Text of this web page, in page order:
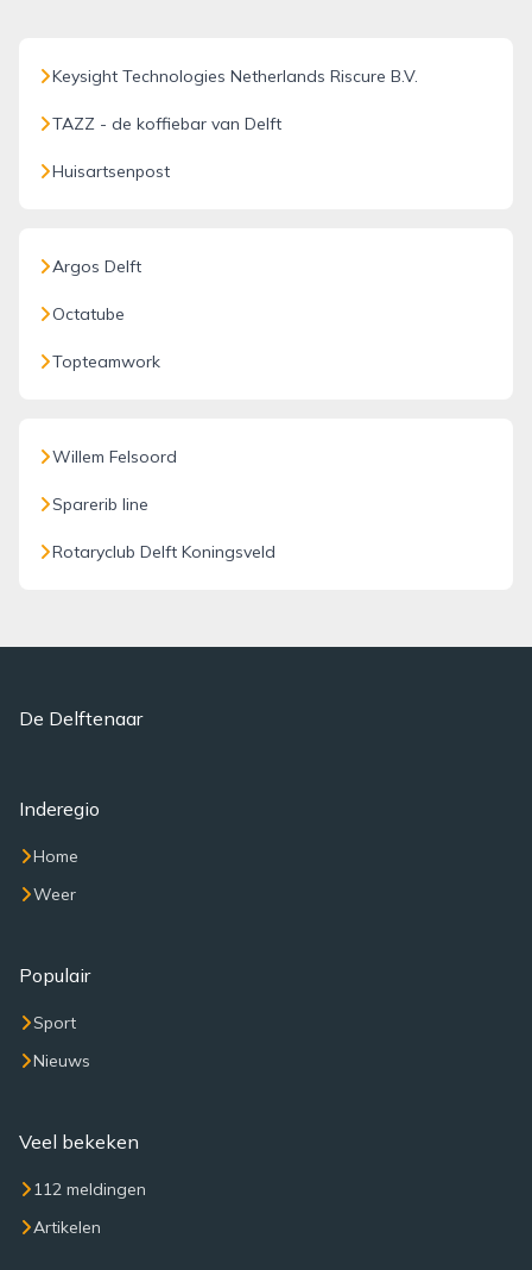
Keysight Technologies Netherlands Riscure B.V.
TAZZ - de koffiebar van Delft
Huisartsenpost
Argos Delft
Octatube
Topteamwork
Willem Felsoord
Sparerib line
Rotaryclub Delft Koningsveld
De Delftenaar
Inderegio
Home
Weer
Populair
Sport
Nieuws
Veel bekeken
112 meldingen
Artikelen